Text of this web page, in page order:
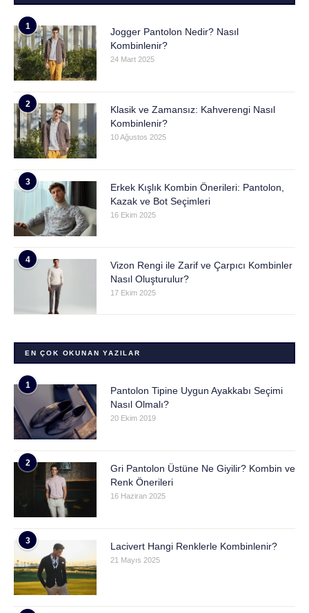
1
Jogger Pantolon Nedir? Nasıl
Kombinlenir?
24 Mart 2025
2
Klasik ve Zamansız: Kahverengi Nasıl
Kombinlenir?
10 Ağustos 2025
3
Erkek Kışlık Kombin Önerileri: Pantolon,
Kazak ve Bot Seçimleri
16 Ekim 2025
4
Vizon Rengi ile Zarif ve Çarpıcı Kombinler
Nasıl Oluşturulur?
17 Ekim 2025
EN ÇOK OKUNAN YAZILAR
1
Pantolon Tipine Uygun Ayakkabı Seçimi
Nasıl Olmalı?
20 Ekim 2019
2
Gri Pantolon Üstüne Ne Giyilir? Kombin ve
Renk Önerileri
16 Haziran 2025
3
Lacivert Hangi Renklerle Kombinlenir?
21 Mayıs 2025